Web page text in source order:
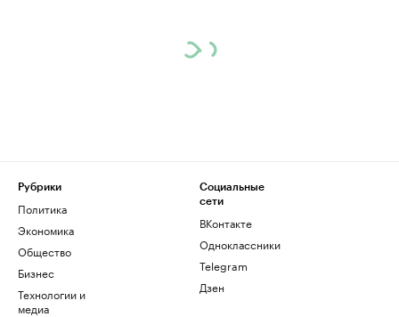
Рубрики
Политика
Экономика
Общество
Бизнес
Технологии и
медиа
Социальные
сети
ВКонтакте
Одноклассники
Telegram
Дзен